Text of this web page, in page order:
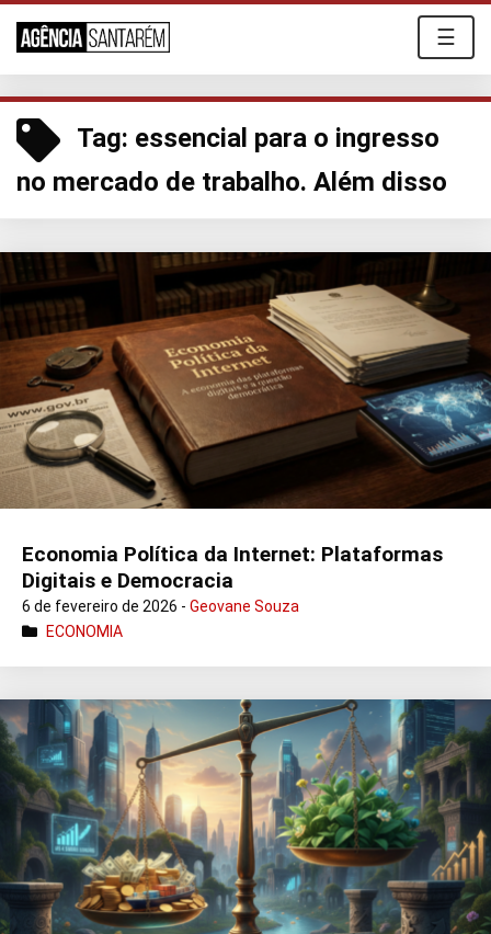
☰
Tag: essencial para o ingresso
no mercado de trabalho. Além disso
Economia Política da Internet: Plataformas
Digitais e Democracia
6 de fevereiro de 2026 - Geovane Souza
ECONOMIA